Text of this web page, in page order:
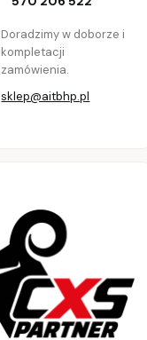
Doradzimy w doborze i
kompletacji
zamówienia.
sklep@aitbhp.pl